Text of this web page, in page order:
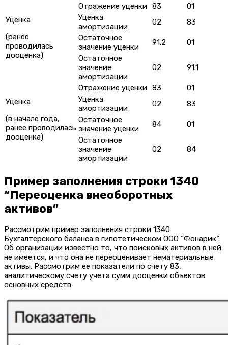
Уценка
(ранее
проводилась
дооценка)
Отражение уценки 83
01
Уценка
амортизации
02
83
Остаточное
значение уценки
91.2
01
Остаточное
значение
амортизации
02 91.1
Уценка
(в начале года,
ранее проводилась
дооценка)
Отражение уценки 83
01
Уценка
амортизации
02
83
Остаточное
значение уценки
84
01
Остаточное
значение
амортизации
02 84
Пример заполнения строки 1340
“Переоценка внеоборотных
активов”
Рассмотрим пример заполнения строки 1340
Бухгалтерского баланса в гипотетическом ООО “Фонарик”.
Об организации известно то, что поисковых активов в ней
не имеется, и что она не переоценивает нематериальные
активы. Рассмотрим ее показатели по счету 83,
аналитическому счету учета сумм дооценки объектов
основных средств: